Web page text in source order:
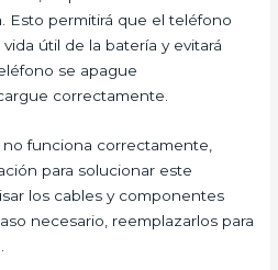
Esto permitirá que el teléfono
útil de la batería y evitará
se apague
correctamente.
funciona correctamente,
para solucionar este
los cables y componentes
necesario, reemplazarlos para